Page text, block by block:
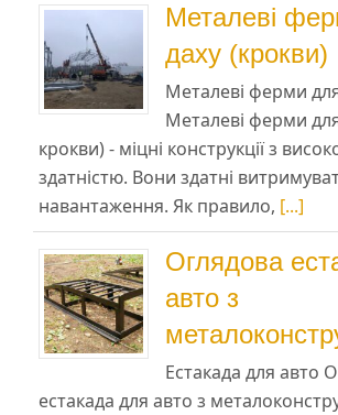
Металеві
даху (крокви)
Металеві ферми
Металеві ферми
крокви) - міцні конструкції з
здатністю. Вони здатні
навантаження. Як правило, [...]
Оглядова
авто з
Естакада для авто
естакада для авто з